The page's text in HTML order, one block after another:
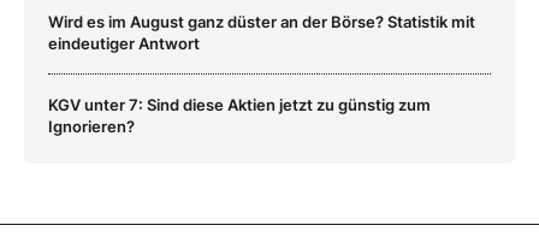
Wird es im August ganz düster an der Börse? Statistik mit
eindeutiger Antwort
KGV unter 7: Sind diese Aktien jetzt zu günstig zum
Ignorieren?